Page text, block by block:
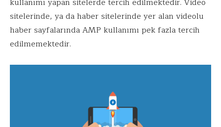
sitelerinde, ya da haber sitelerinde yer alan videolu
haber sayfalarında AMP kullanımı pek fazla tercih
edilmemektedir.